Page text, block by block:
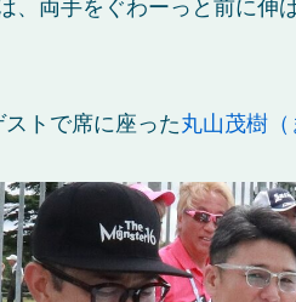
、両手をぐわーっと前に
ストで席に座った丸山茂樹（